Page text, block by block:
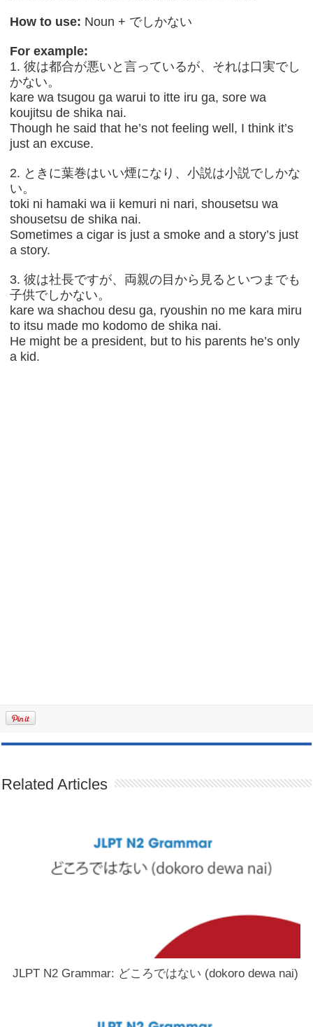
How to use: Noun + でしかない
For example:
1. 彼は都合が悪いと言っているが、それは口実でし
かない。
kare wa tsugou ga warui to itte iru ga, sore wa
koujitsu de shika nai.
Though he said that he’s not feeling well, I think it’s
just an excuse.
2. ときに葉巻はいい煙になり、小説は小説でしかな
い。
toki ni hamaki wa ii kemuri ni nari, shousetsu wa
shousetsu de shika nai.
Sometimes a cigar is just a smoke and a story’s just
a story.
3. 彼は社長ですが、両親の目から見るといつまでも
子供でしかない。
kare wa shachou desu ga, ryoushin no me kara miru
to itsu made mo kodomo de shika nai.
He might be a president, but to his parents he’s only
a kid.
Related Articles
JLPT N2 Grammar: どころではない (dokoro dewa nai)